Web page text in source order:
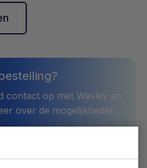
contact op met Wesley en
over de mogelijkheden.